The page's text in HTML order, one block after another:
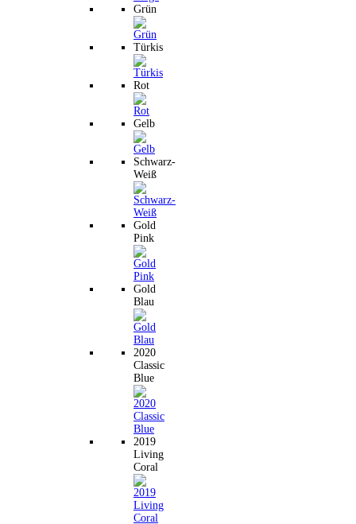
Grün
Türkis
Rot
Gelb
Schwarz-
Weiß
Gold
Pink
Gold
Blau
2020
Classic
Blue
2019
Living
Coral